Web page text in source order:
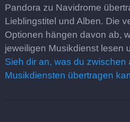
Pandora zu Navidrome
Lieblingstitel und Alben. Die
Optionen hängen davon ab,
jeweiligen Musikdienst lesen
Sieh dir an, was du zwischen
Musikdiensten übertragen